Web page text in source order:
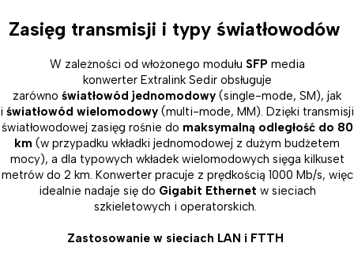
Zasięg transmisji i typy światłowodów
W zależności od włożonego modułu SFP media
konwerter Extralink Sedir obsługuje
zarówno światłowód jednomodowy (single-mode, SM), jak
i światłowód wielomodowy (multi-mode, MM). Dzięki transmisji
światłowodowej zasięg rośnie do maksymalną odległość do 80
km (w przypadku wkładki jednomodowej z dużym budżetem
mocy), a dla typowych wkładek wielomodowych sięga kilkuset
metrów do 2 km. Konwerter pracuje z prędkością 1000 Mb/s, więc
idealnie nadaje się do Gigabit Ethernet w sieciach
szkieletowych i operatorskich.
Zastosowanie w sieciach LAN i FTTH